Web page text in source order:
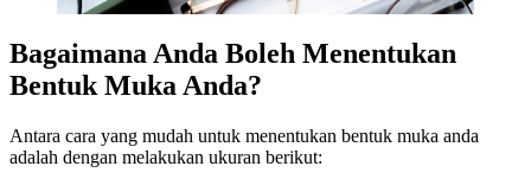
Bagaimana Anda Boleh Menentukan
Bentuk Muka Anda?
Antara cara yang mudah untuk menentukan bentuk muka anda
adalah dengan melakukan ukuran berikut: